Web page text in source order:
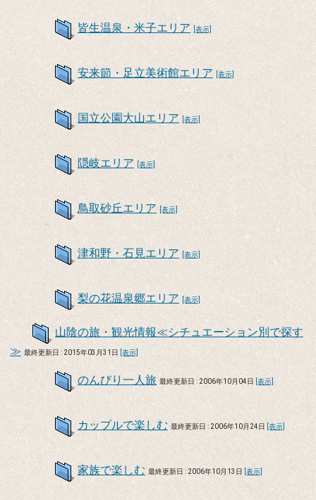
皆生温泉・米子エリア [表示]
安来節・足立美術館エリア [表示]
国立公園大山エリア [表示]
隠岐エリア [表示]
鳥取砂丘エリア [表示]
津和野・石見エリア [表示]
梨の花温泉郷エリア [表示]
山陰の旅・観光情報≪シチュエーション別で探す
≫ 最終更新日 : 2015年03月31日 [表示]
のんびり一人旅 最終更新日 : 2006年10月04日 [表示]
カップルで楽しむ 最終更新日 : 2006年10月24日 [表示]
家族で楽しむ 最終更新日 : 2006年10月13日 [表示]